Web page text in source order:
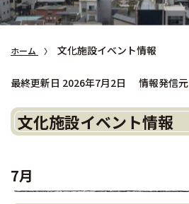
ホーム 文化施設イベント情報
最終更新日 2026年7月2日 情報発信元
文化施設イベント情報
7月